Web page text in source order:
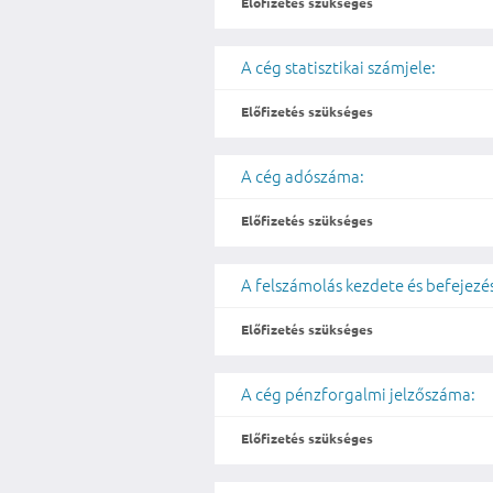
A cég statisztikai számjele:
Előfizetés szükséges
A cég adószáma:
Előfizetés szükséges
A felszámolás kezdete és
Előfizetés szükséges
A cég pénzforgalmi jelzőszáma:
Előfizetés szükséges